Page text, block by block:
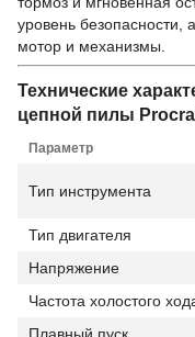
уровень безопасности,
мотор и механизмы.
Технические
цепной пилы
Параметр
Тип инструмента
Тип двигателя
Напряжение
Частота холостого
Плавный пуск